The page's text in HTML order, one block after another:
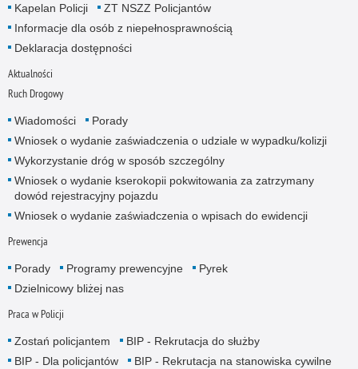
Kapelan Policji
ZT NSZZ Policjantów
Informacje dla osób z niepełnosprawnością
Deklaracja dostępności
Aktualności
Ruch Drogowy
Wiadomości
Porady
Wniosek o wydanie zaświadczenia o udziale w wypadku/kolizji
Wykorzystanie dróg w sposób szczególny
Wniosek o wydanie kserokopii pokwitowania za zatrzymany
dowód rejestracyjny pojazdu
Wniosek o wydanie zaświadczenia o wpisach do ewidencji
Prewencja
Porady Programy prewencyjne
Pyrek
Dzielnicowy bliżej nas
Praca w Policji
Zostań policjantem
BIP - Rekrutacja do służby
BIP - Dla policjantów
BIP - Rekrutacja na stanowiska cywilne